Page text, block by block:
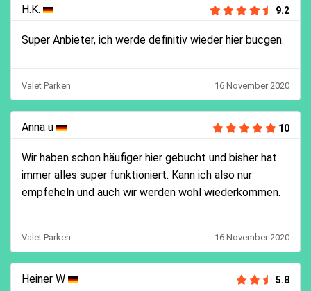
H.K. 9.2
Super Anbieter, ich werde definitiv wieder hier bucgen.
Valet Parken 16 November 2020
Anna u 10
Wir haben schon häufiger hier gebucht und bisher hat
immer alles super funktioniert. Kann ich also nur
empfeheln und auch wir werden wohl wiederkommen.
Valet Parken 16 November 2020
Heiner W 5.8